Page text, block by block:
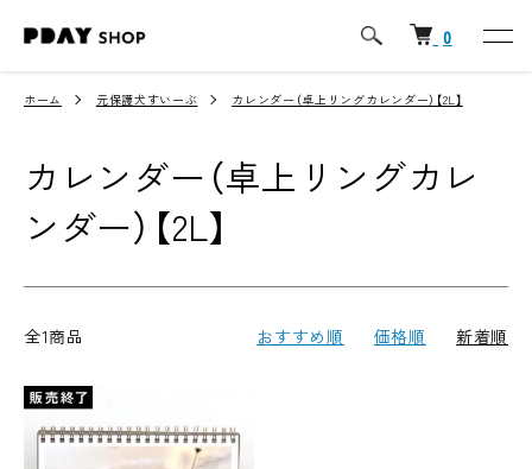
0
ホーム 元保護犬すいーぶ カレンダー（卓上リングカレンダー）【2L】
カレンダー（卓上リングカレ
ンダー）【2L】
全1商品 おすすめ順 価格順 新着順